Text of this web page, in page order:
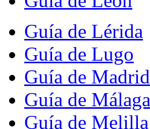
Guía de Lérida
Guía de Lugo
Guía de Madrid
Guía de Málaga
Guía de Melilla